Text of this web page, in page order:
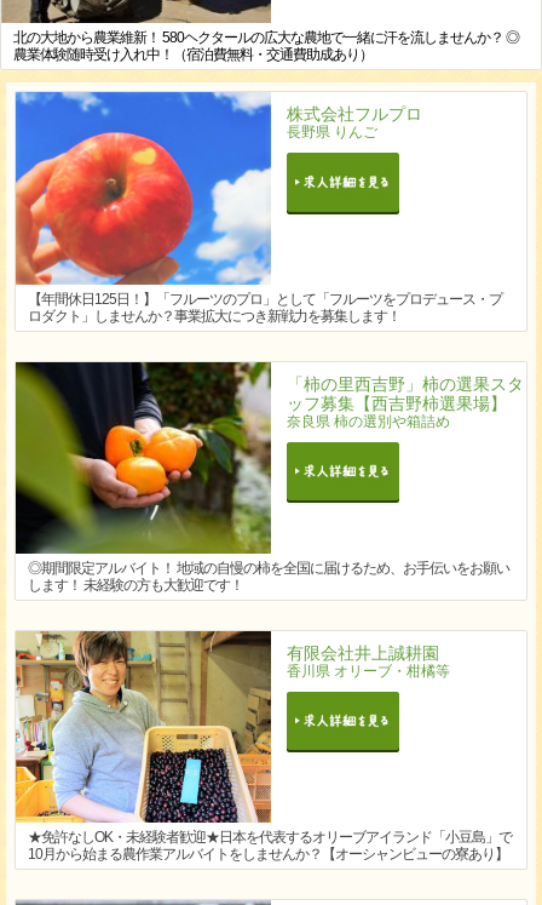
北の大地から農業維新！ 580ヘクタールの広大な農地で一緒に汗を流しませんか？ ◎
農業体験随時受け入れ中！（宿泊費無料・交通費助成あり）
株式会社フルプロ
長野県 りんご
【年間休日125日！】「フルーツのプロ」として「フルーツをプロデュース・プ
ロダクト」しませんか？事業拡大につき新戦力を募集します！
「柿の里西吉野」柿の選果スタ
ッフ募集【西吉野柿選果場】
奈良県 柿の選別や箱詰め
◎期間限定アルバイト！ 地域の自慢の柿を全国に届けるため、お手伝いをお願い
します！ 未経験の方も大歓迎です！
有限会社井上誠耕園
香川県 オリーブ・柑橘等
★免許なしOK・未経験者歓迎★日本を代表するオリーブアイランド「小豆島」で
10月から始まる農作業アルバイトをしませんか？【オーシャンビューの寮あり】